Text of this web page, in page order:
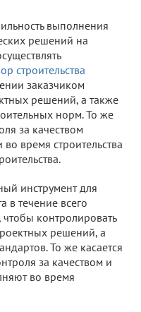
выполнения
решений на
строительства
заказчиком
решений, а также
норм. То же
за качеством
время строительства
инструмент для
в течение всего
чтобы контролировать
решений, а
То же касается
за качеством и
во время